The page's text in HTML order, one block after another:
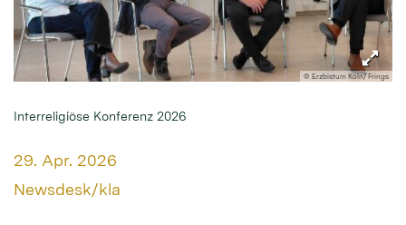
© Erzbistum Köln/ Frings
Interreligiöse Konferenz 2026
Datum:
29. Apr. 2026
Von:
Newsdesk/kla